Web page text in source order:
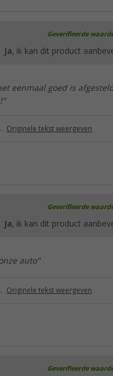
Geverifieerde
Ja, ik kan dit product
eenmaal goed is
Originele tekst weergeven
Geverifieerde
Ja, ik kan dit product
auto"
Originele tekst weergeven
Geverifieerde